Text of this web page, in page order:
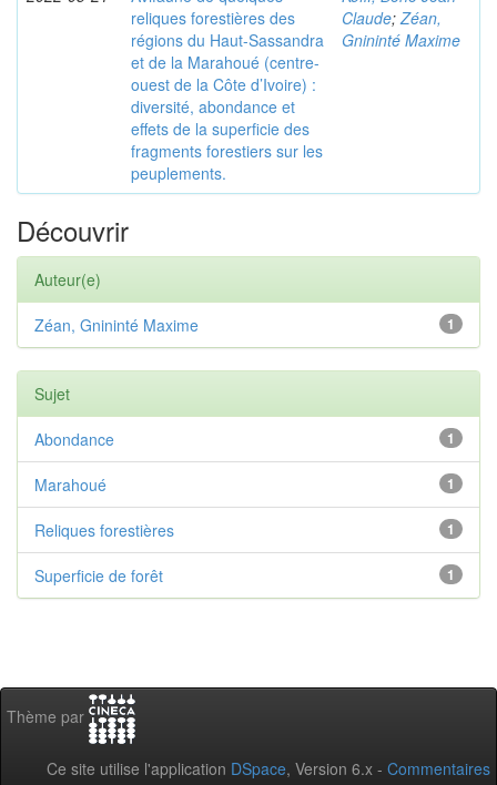
reliques forestières des
régions du Haut-Sassandra
et de la Marahoué (centre-
ouest de la Côte d’Ivoire) :
diversité, abondance et
effets de la superficie des
fragments forestiers sur les
peuplements.
Claude; Zéan,
Gnininté Maxime
Découvrir
Auteur(e)
1
Zéan, Gnininté Maxime
Sujet
1
Abondance
1
Marahoué
1
Reliques forestières
1
Superficie de forêt
Thème par
Ce site utilise l'application DSpace, Version 6.x - Commentaires